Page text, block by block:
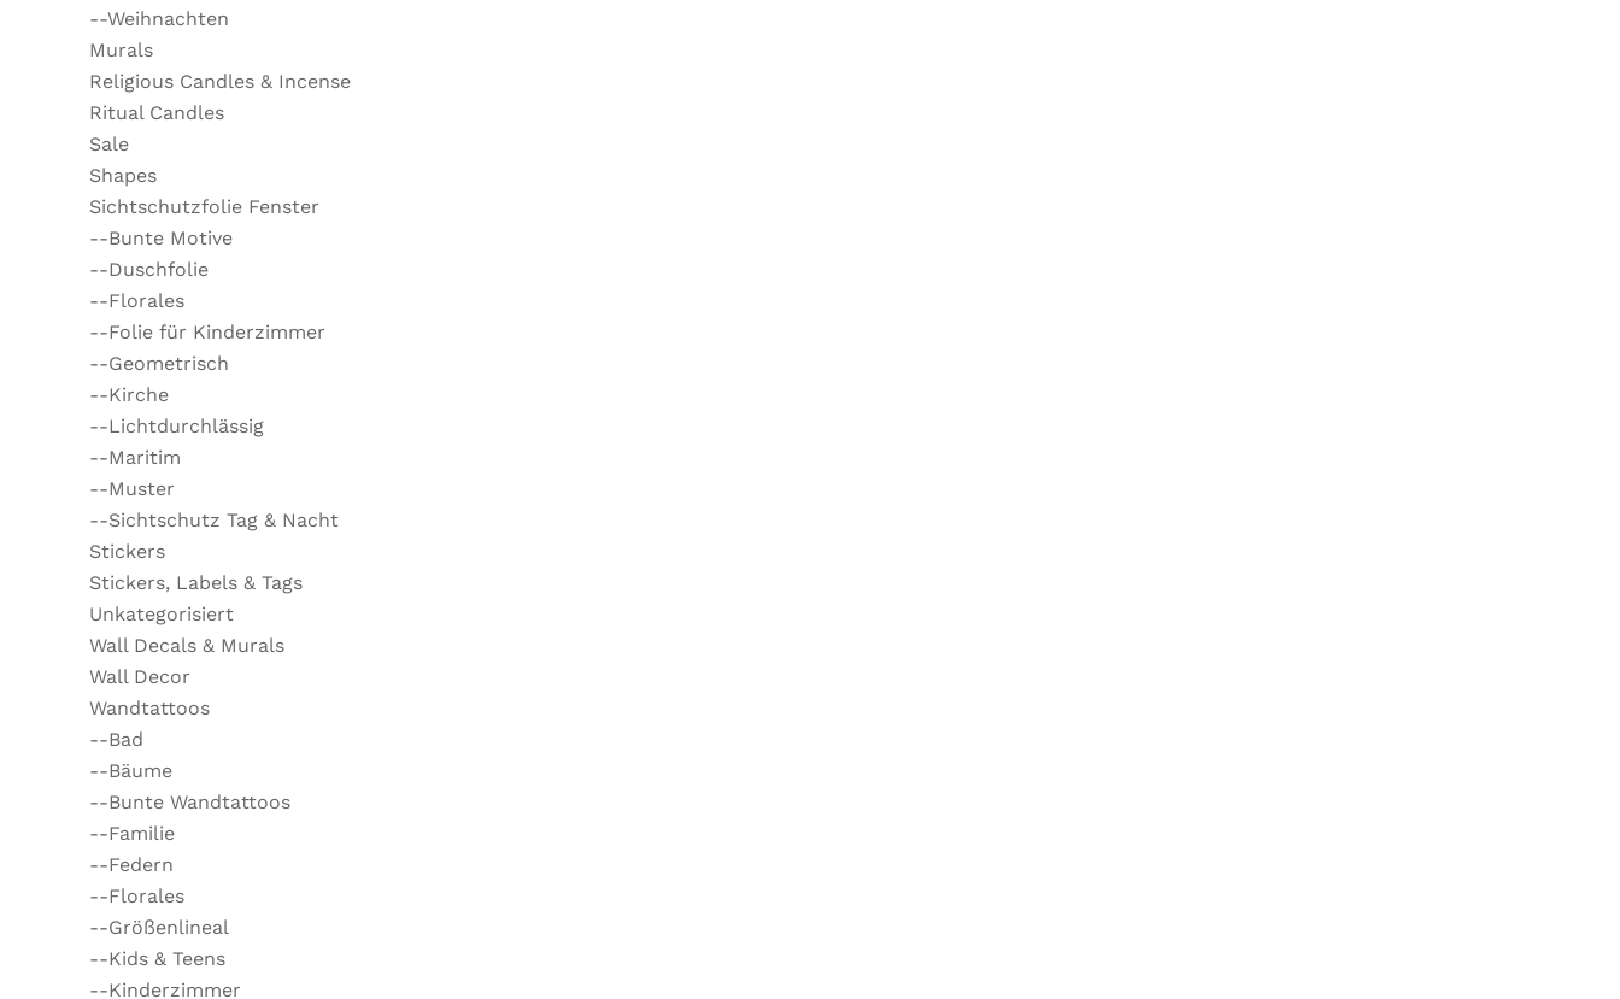
--Weihnachten
Murals
Religious Candles & Incense
Ritual Candles
Sale
Shapes
Sichtschutzfolie Fenster
--Bunte Motive
--Duschfolie
--Florales
--Folie für Kinderzimmer
--Geometrisch
--Kirche
--Lichtdurchlässig
--Maritim
--Muster
--Sichtschutz Tag & Nacht
Stickers
Stickers, Labels & Tags
Unkategorisiert
Wall Decals & Murals
Wall Decor
Wandtattoos
--Bad
--Bäume
--Bunte Wandtattoos
--Familie
--Federn
--Florales
--Größenlineal
--Kids & Teens
--Kinderzimmer